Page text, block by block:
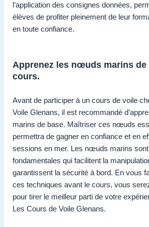
l’application des consignes données,
élèves de profiter pleinement de leur
en toute confiance.
Apprenez les nœuds marins de
cours.
Avant de participer à un cours de voile
Voile Glenans, il est recommandé
marins de base. Maîtriser ces nœuds
permettra de gagner en confiance et en
sessions en mer. Les nœuds marins
fondamentales qui facilitent la
garantissent la sécurité à bord. En vous
ces techniques avant le cours, vous
pour tirer le meilleur parti de votre
Les Cours de Voile Glenans.